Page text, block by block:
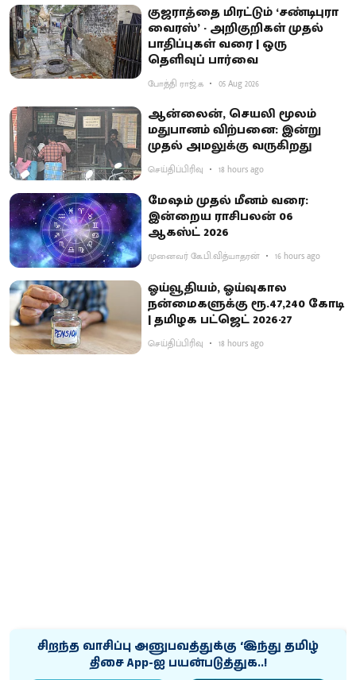
குஜராத்தை மிரட்டும் ‘சண்டிபுரா
வைரஸ்’ - அறிகுறிகள் முதல்
பாதிப்புகள் வரை | ஒரு
தெளிவுப் பார்வை
போத்தி ராஜ்.க 05 Aug 2026
ஆன்லைன், செயலி மூலம்
மதுபானம் விற்பனை: இன்று
முதல் அமலுக்கு வருகிறது
செய்திப்பிரிவு 18 hours ago
மேஷம் முதல் மீனம் வரை:
இன்றைய ராசிபலன் 06
ஆகஸ்ட் 2026
முனைவர் கே.பி.வித்யாதரன் 16 hours ago
ஓய்வூதியம், ஓய்வுகால
நன்மைகளுக்கு ரூ.47,240 கோடி
| தமிழக பட்ஜெட் 2026-27
செய்திப்பிரிவு 18 hours ago
சிறந்த வாசிப்பு அனுபவத்துக்கு ‘இந்து தமிழ்
திசை App-ஐ பயன்படுத்துக..!